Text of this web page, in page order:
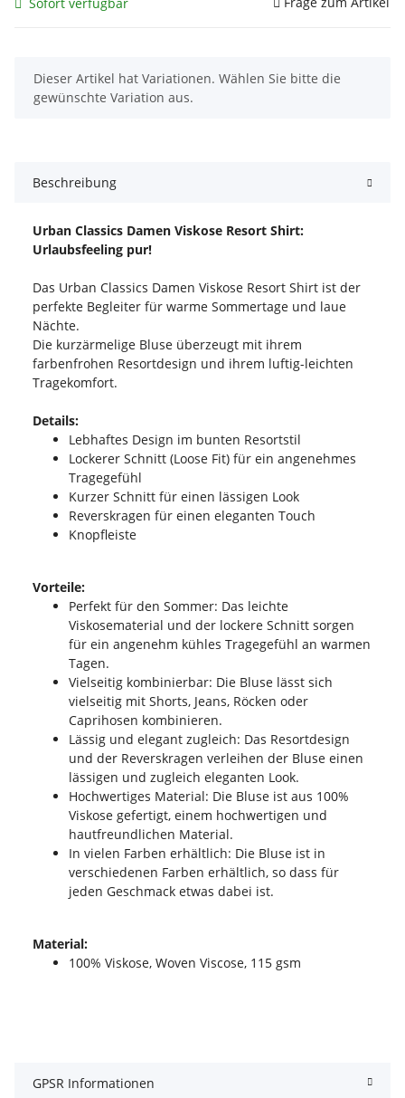
x
Dieser Artikel hat Variationen. Wählen Sie bitte die
gewünschte Variation aus.
Beschreibung
Urban Classics Damen Viskose Resort Shirt:
Urlaubsfeeling pur!
Das Urban Classics Damen Viskose Resort Shirt ist der
perfekte Begleiter für warme Sommertage und laue
Nächte.
Die kurzärmelige Bluse überzeugt mit ihrem
farbenfrohen Resortdesign und ihrem luftig-leichten
Tragekomfort.
Details:
Lebhaftes Design im bunten Resortstil
Lockerer Schnitt (Loose Fit) für ein angenehmes
Tragegefühl
Kurzer Schnitt für einen lässigen Look
Reverskragen für einen eleganten Touch
Knopfleiste
Vorteile:
Perfekt für den Sommer: Das leichte
Viskosematerial und der lockere Schnitt sorgen
für ein angenehm kühles Tragegefühl an warmen
Tagen.
Vielseitig kombinierbar: Die Bluse lässt sich
vielseitig mit Shorts, Jeans, Röcken oder
Caprihosen kombinieren.
Lässig und elegant zugleich: Das Resortdesign
und der Reverskragen verleihen der Bluse einen
lässigen und zugleich eleganten Look.
Hochwertiges Material: Die Bluse ist aus 100%
Viskose gefertigt, einem hochwertigen und
hautfreundlichen Material.
In vielen Farben erhältlich: Die Bluse ist in
verschiedenen Farben erhältlich, so dass für
jeden Geschmack etwas dabei ist.
Material:
100% Viskose, Woven Viscose, 115 gsm
GPSR Informationen